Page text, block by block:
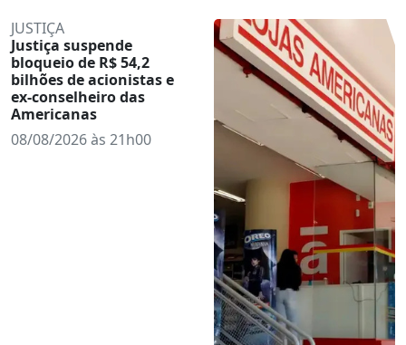
JUSTIÇA
Justiça suspende
bloqueio de R$ 54,2
bilhões de acionistas e
ex-conselheiro das
Americanas
08/08/2026 às 21h00